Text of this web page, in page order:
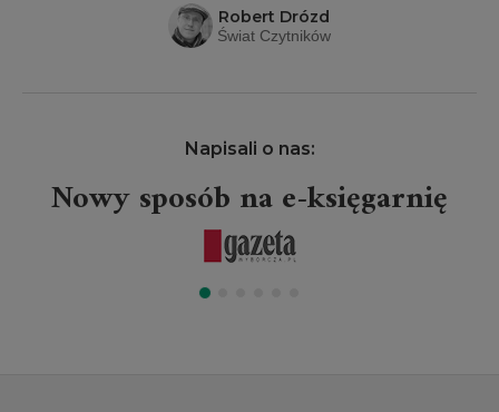
Robert Drózd
Świat Czytników
Napisali o nas:
Nowy sposób na e-księgarnię